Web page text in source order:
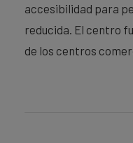
accesibilidad para
reducida. El centro
de los centros